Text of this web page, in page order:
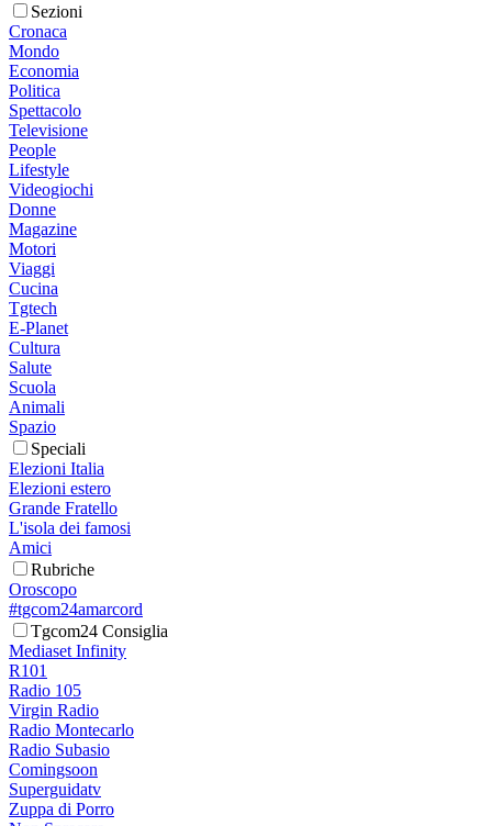
Sezioni
Cronaca
Mondo
Economia
Politica
Spettacolo
Televisione
People
Lifestyle
Videogiochi
Donne
Magazine
Motori
Viaggi
Cucina
Tgtech
E-Planet
Cultura
Salute
Scuola
Animali
Spazio
Speciali
Elezioni Italia
Elezioni estero
Grande Fratello
L'isola dei famosi
Amici
Rubriche
Oroscopo
#tgcom24amarcord
Tgcom24 Consiglia
Mediaset Infinity
R101
Radio 105
Virgin Radio
Radio Montecarlo
Radio Subasio
Comingsoon
Superguidatv
Zuppa di Porro